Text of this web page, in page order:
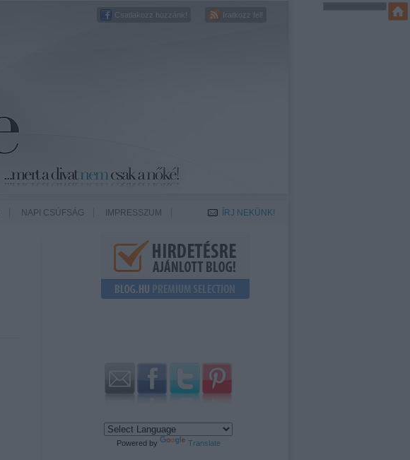
Csatlakozz hozzánk! Iratkozz fel!
NAPI CSÚFSÁG IMPRESSZUM ÍRJ NEKÜNK!
Powered by Translate